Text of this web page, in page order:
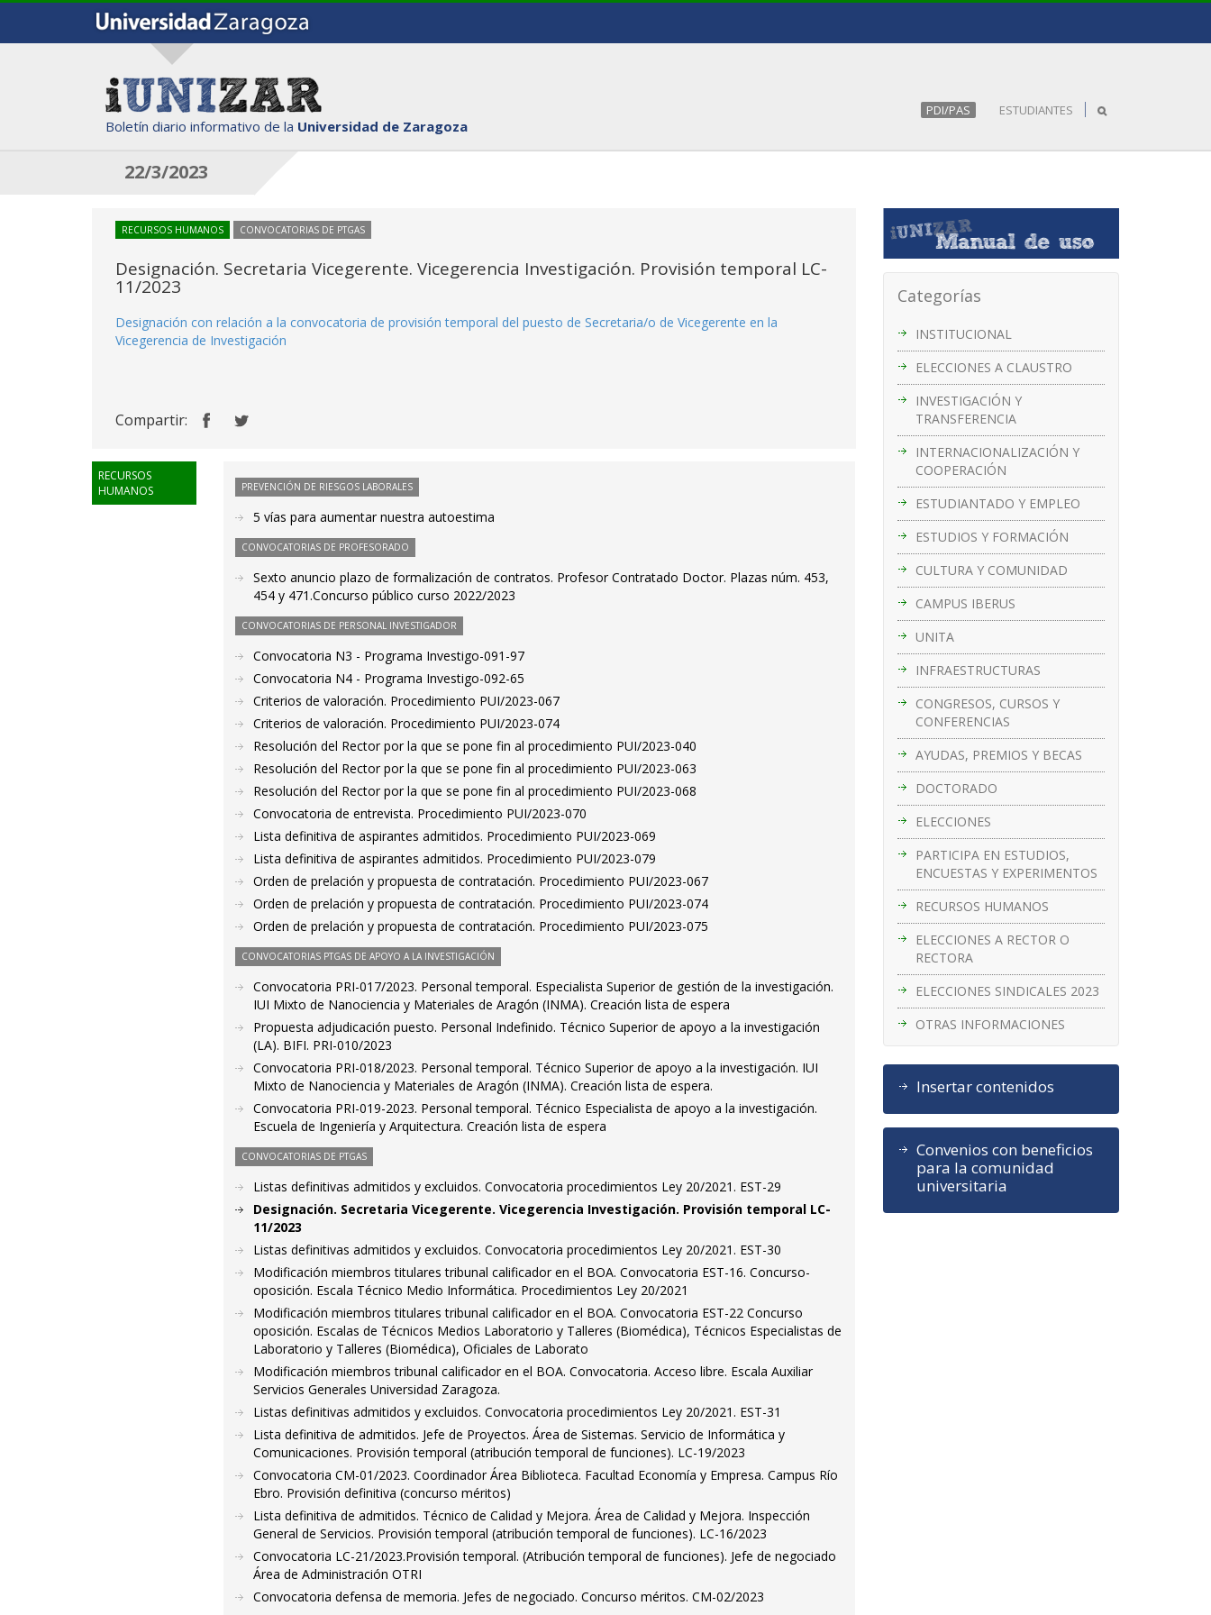
Boletín diario informativo de la Universidad de Zaragoza
PDI/PAS ESTUDIANTES
22/3/2023
Categorías
INSTITUCIONAL
ELECCIONES A CLAUSTRO
INVESTIGACIÓN Y
TRANSFERENCIA
INTERNACIONALIZACIÓN Y
COOPERACIÓN
ESTUDIANTADO Y EMPLEO
ESTUDIOS Y FORMACIÓN
CULTURA Y COMUNIDAD
CAMPUS IBERUS
UNITA
INFRAESTRUCTURAS
CONGRESOS, CURSOS Y
CONFERENCIAS
AYUDAS, PREMIOS Y BECAS
DOCTORADO
ELECCIONES
PARTICIPA EN ESTUDIOS,
ENCUESTAS Y EXPERIMENTOS
RECURSOS HUMANOS
ELECCIONES A RECTOR O
RECTORA
ELECCIONES SINDICALES 2023
OTRAS INFORMACIONES
Insertar contenidos
Convenios con beneficios
para la comunidad
universitaria
RECURSOS HUMANOS CONVOCATORIAS DE PTGAS
Designación. Secretaria Vicegerente. Vicegerencia Investigación. Provisión temporal LC-
11/2023
Designación con relación a la convocatoria de provisión temporal del puesto de Secretaria/o de Vicegerente en la
Vicegerencia de Investigación
Compartir:
RECURSOS
HUMANOS
PREVENCIÓN DE RIESGOS LABORALES
5 vías para aumentar nuestra autoestima
CONVOCATORIAS DE PROFESORADO
Sexto anuncio plazo de formalización de contratos. Profesor Contratado Doctor. Plazas núm. 453,
454 y 471.Concurso público curso 2022/2023
CONVOCATORIAS DE PERSONAL INVESTIGADOR
Convocatoria N3 - Programa Investigo-091-97
Convocatoria N4 - Programa Investigo-092-65
Criterios de valoración. Procedimiento PUI/2023-067
Criterios de valoración. Procedimiento PUI/2023-074
Resolución del Rector por la que se pone fin al procedimiento PUI/2023-040
Resolución del Rector por la que se pone fin al procedimiento PUI/2023-063
Resolución del Rector por la que se pone fin al procedimiento PUI/2023-068
Convocatoria de entrevista. Procedimiento PUI/2023-070
Lista definitiva de aspirantes admitidos. Procedimiento PUI/2023-069
Lista definitiva de aspirantes admitidos. Procedimiento PUI/2023-079
Orden de prelación y propuesta de contratación. Procedimiento PUI/2023-067
Orden de prelación y propuesta de contratación. Procedimiento PUI/2023-074
Orden de prelación y propuesta de contratación. Procedimiento PUI/2023-075
CONVOCATORIAS PTGAS DE APOYO A LA INVESTIGACIÓN
Convocatoria PRI-017/2023. Personal temporal. Especialista Superior de gestión de la investigación.
IUI Mixto de Nanociencia y Materiales de Aragón (INMA). Creación lista de espera
Propuesta adjudicación puesto. Personal Indefinido. Técnico Superior de apoyo a la investigación
(LA). BIFI. PRI-010/2023
Convocatoria PRI-018/2023. Personal temporal. Técnico Superior de apoyo a la investigación. IUI
Mixto de Nanociencia y Materiales de Aragón (INMA). Creación lista de espera.
Convocatoria PRI-019-2023. Personal temporal. Técnico Especialista de apoyo a la investigación.
Escuela de Ingeniería y Arquitectura. Creación lista de espera
CONVOCATORIAS DE PTGAS
Listas definitivas admitidos y excluidos. Convocatoria procedimientos Ley 20/2021. EST-29
Designación. Secretaria Vicegerente. Vicegerencia Investigación. Provisión temporal LC-
11/2023
Listas definitivas admitidos y excluidos. Convocatoria procedimientos Ley 20/2021. EST-30
Modificación miembros titulares tribunal calificador en el BOA. Convocatoria EST-16. Concurso-
oposición. Escala Técnico Medio Informática. Procedimientos Ley 20/2021
Modificación miembros titulares tribunal calificador en el BOA. Convocatoria EST-22 Concurso
oposición. Escalas de Técnicos Medios Laboratorio y Talleres (Biomédica), Técnicos Especialistas de
Laboratorio y Talleres (Biomédica), Oficiales de Laborato
Modificación miembros tribunal calificador en el BOA. Convocatoria. Acceso libre. Escala Auxiliar
Servicios Generales Universidad Zaragoza.
Listas definitivas admitidos y excluidos. Convocatoria procedimientos Ley 20/2021. EST-31
Lista definitiva de admitidos. Jefe de Proyectos. Área de Sistemas. Servicio de Informática y
Comunicaciones. Provisión temporal (atribución temporal de funciones). LC-19/2023
Convocatoria CM-01/2023. Coordinador Área Biblioteca. Facultad Economía y Empresa. Campus Río
Ebro. Provisión definitiva (concurso méritos)
Lista definitiva de admitidos. Técnico de Calidad y Mejora. Área de Calidad y Mejora. Inspección
General de Servicios. Provisión temporal (atribución temporal de funciones). LC-16/2023
Convocatoria LC-21/2023.Provisión temporal. (Atribución temporal de funciones). Jefe de negociado
Área de Administración OTRI
Convocatoria defensa de memoria. Jefes de negociado. Concurso méritos. CM-02/2023